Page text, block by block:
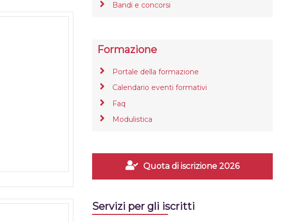
Bandi e concorsi
Formazione
Portale della formazione
Calendario eventi formativi
Faq
Modulistica
Quota di iscrizione 2026
Servizi per gli iscritti